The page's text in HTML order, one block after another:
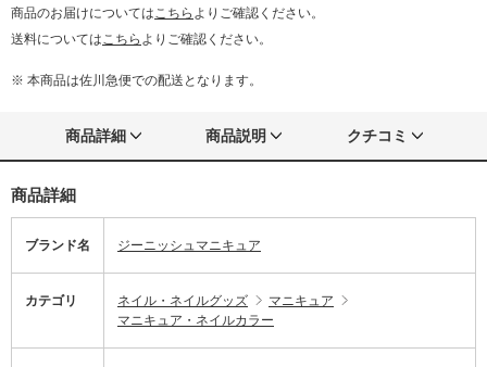
商品のお届けについてはこちら よりご確認ください。
送料についてはこちら よりご確認ください。
※ 本商品は佐川急便での配送となります。
商品詳細 商品説明 クチコミ
商品詳細
ブランド名 ジーニッシュマニキュア
カテゴリ ネイル・ネイルグッズ
マニキュア
マニキュア・ネイルカラー